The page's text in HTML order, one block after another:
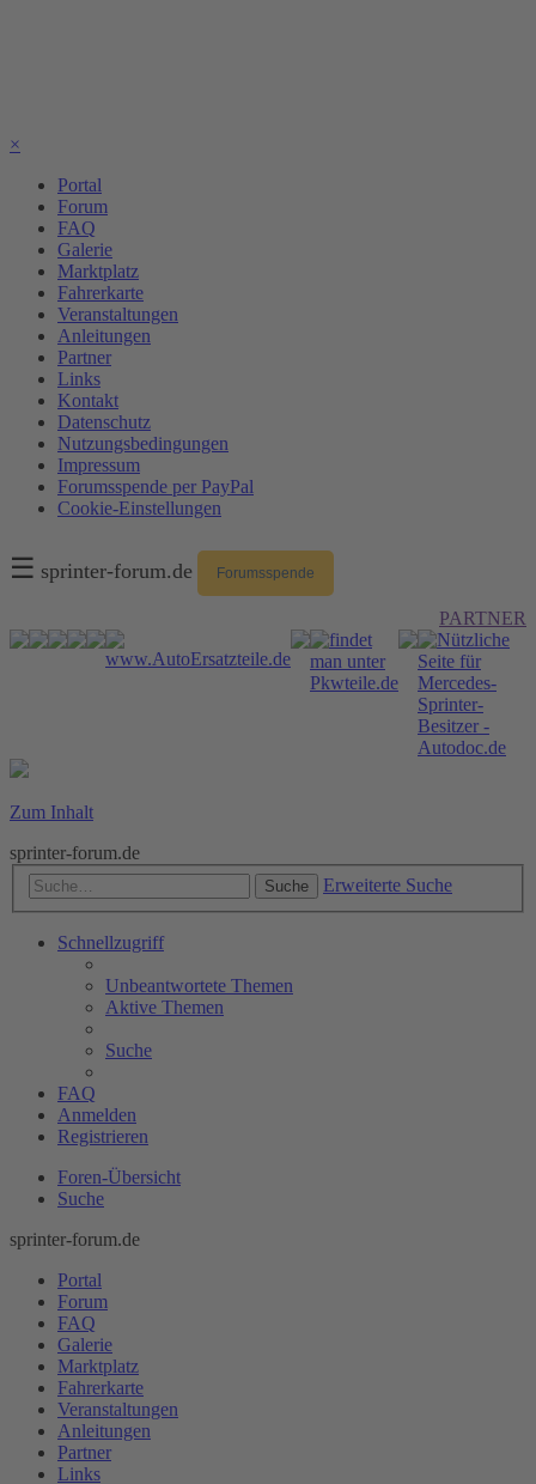
×
Portal
Forum
FAQ
Galerie
Marktplatz
Fahrerkarte
Veranstaltungen
Anleitungen
Partner
Links
Kontakt
Datenschutz
Nutzungsbedingungen
Impressum
Forumsspende per PayPal
Cookie-Einstellungen
☰ sprinter-forum.de Forumsspende
PARTNER
Zum Inhalt
sprinter-forum.de
Suche Erweiterte Suche
Schnellzugriff
Unbeantwortete Themen
Aktive Themen
Suche
FAQ
Anmelden
Registrieren
Foren-Übersicht
Suche
sprinter-forum.de
Portal
Forum
FAQ
Galerie
Marktplatz
Fahrerkarte
Veranstaltungen
Anleitungen
Partner
Links